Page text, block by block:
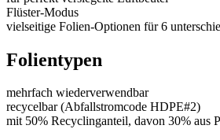
Flüster-Modus
vielseitige Folien-Optionen für 6
Folientypen
mehrfach wiederverwendbar
recycelbar (Abfallstromcode HDPE#2)
mit 50% Recyclinganteil, davon 30% aus